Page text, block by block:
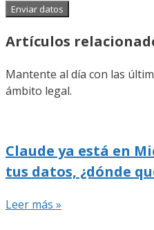
Enviar datos
Artículos
Mantente al día con las
ámbito legal.
Claude ya está en
tus datos, ¿dónde
Leer más »